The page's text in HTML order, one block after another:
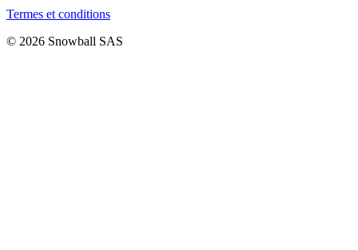
Termes et conditions
© 2026 Snowball SAS